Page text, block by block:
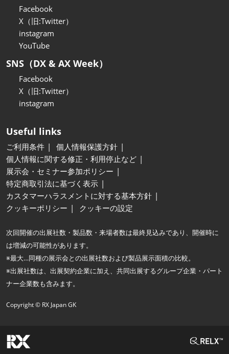
Facebook
X（旧:Twitter）
instagram
YouTube
SNS（DX & AX Week）
Facebook
X（旧:Twitter）
instagram
Useful links
ご利用条件
個人情報保護方針
個人情報に関する修正・利用停止など
展示会・セミナー参加ポリシー
特定商取引法に基づく表示
カスタマーハラスメントに対する基本方針
クッキーポリシー
クッキーの設定
次回開催の出展社数・製品数・来場者数は最終見込みであり、開催時に
は増減の可能性があります。
※最大…同種の展示会との出展社数および製品展示面積の比較。
※出展社数は、出展契約企業に加え、共同出展するグループ企業・パート
ナー企業数も含みます。
Copyright © RX Japan GK